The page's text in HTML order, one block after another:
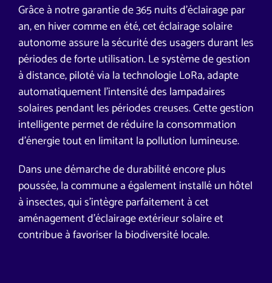
Grâce à notre garantie de 365 nuits d’éclairage par
an, en hiver comme en été, cet éclairage solaire
autonome assure la sécurité des usagers durant les
périodes de forte utilisation. Le système de gestion
à distance, piloté via la technologie LoRa, adapte
automatiquement l’intensité des lampadaires
solaires pendant les périodes creuses. Cette gestion
intelligente permet de réduire la consommation
d’énergie tout en limitant la pollution lumineuse.
Dans une démarche de durabilité encore plus
poussée, la commune a également installé un hôtel
à insectes, qui s’intègre parfaitement à cet
aménagement d’éclairage extérieur solaire et
contribue à favoriser la biodiversité locale.